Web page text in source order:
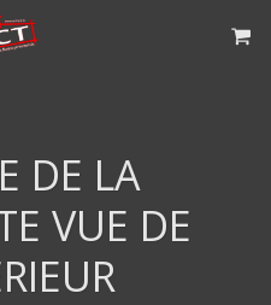
DE LA
VUE DE